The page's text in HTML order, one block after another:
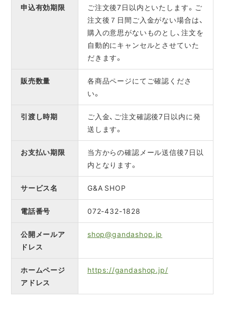
申込有効期限
ご注文後7日以内といたします。ご
注文後７日間ご入金がない場合は、
購入の意思がないものとし、注文を
自動的にキャンセルとさせていた
だきます。
販売数量
各商品ページにてご確認くださ
い。
引渡し時期
ご入金、ご注文確認後7日以内に発
送します。
お支払い期限
当方からの確認メール送信後7日以
内となります。
サービス名 G&A SHOP
電話番号 072-432-1828
公開メールア
ドレス
shop@gandashop.jp
ホームページ
アドレス
https://gandashop.jp/